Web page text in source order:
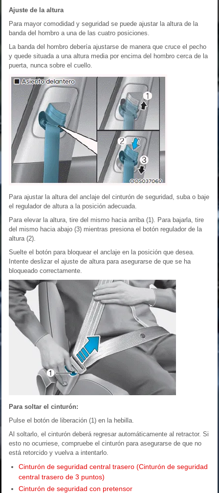
Ajuste de la altura
Para mayor comodidad y seguridad se puede ajustar la altura de la
banda del hombro a una de las cuatro posiciones.
La banda del hombro debería ajustarse de manera que cruce el pecho
y quede situada a una altura media por encima del hombro cerca de la
puerta, nunca sobre el cuello.
Para ajustar la altura del anclaje del cinturón de seguridad, suba o baje
el regulador de altura a la posición adecuada.
Para elevar la altura, tire del mismo hacia arriba (1). Para bajarla, tire
del mismo hacia abajo (3) mientras presiona el botón regulador de la
altura (2).
Suelte el botón para bloquear el anclaje en la posición que desea.
Intente deslizar el ajuste de altura para asegurarse de que se ha
bloqueado correctamente.
Para soltar el cinturón:
Pulse el botón de liberación (1) en la hebilla.
Al soltarlo, el cinturón deberá regresar automáticamente al retractor. Si
esto no ocurriese, compruebe el cinturón para asegurarse de que no
está retorcido y vuelva a intentarlo.
Cinturón de seguridad central trasero (Cinturón de seguridad
central trasero de 3 puntos)
Cinturón de seguridad con pretensor